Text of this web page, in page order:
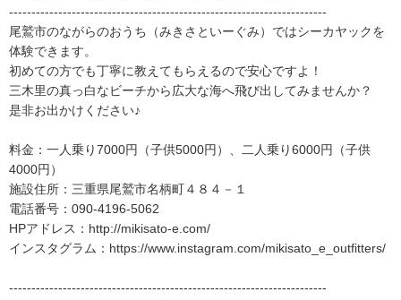
-----------------------------------------------------------------------
尾鷲市のながらのおうち（みきさといーぐみ）ではシーカヤックを
体験できます。
初めての方でも丁寧に教えてもらえるので安心ですよ！
三木里の真っ白なビーチから広大な海へ飛び出してみませんか？
是非お出かけください♪
料金：一人乗り7000円（子供5000円）、二人乗り6000円（子供
4000円）
施設住所：三重県尾鷲市名柄町４８４－１
電話番号：090-4196-5062
HPアドレス：http://mikisato-e.com/
インスタグラム：https://www.instagram.com/mikisato_e_outfitters/
-----------------------------------------------------------------------